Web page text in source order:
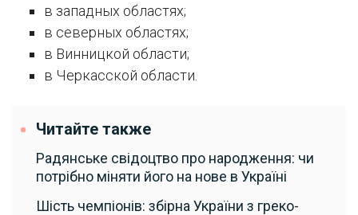
в западных областях;
в северных областях;
в Винницкой области;
в Черкасской области.
Читайте также
Радянське свідоцтво про народження: чи
потрібно міняти його на нове в Україні
Шість чемпіонів: збірна України з греко-